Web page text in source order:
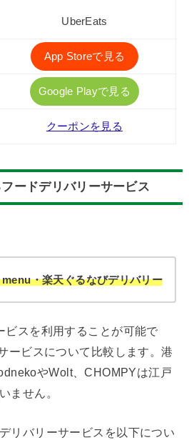
UberEats
App Storeで見る
Google Playで見る
クーポンを見る
ードデリバリーサービス
・楽天ぐるなびデリバリー
ビスを利用することが可能で
ービスについて比較します。港
やWolt、CHOMPYは江戸
ません。
リバリーサービスを以下につい